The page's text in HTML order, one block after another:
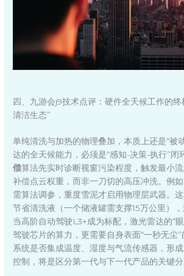
四、九游会j9技术点评：硬件全天候工作的终
清洁生态”
单纯清洗与加热的物理叠加，本质上还是“被
达的全天候能力，必须是“感知-决策-执行”闭
偿算法先实时诊断视窗污染程度，触发最小
补偿点云权重，而非一刀切的高压冲洗。例
需算法调参，重度雪泥才启用物理层武器。
节省清洗液（一个储液罐需支撑15万公里），
当高阶自动驾驶L3+成为标配，激光雷达的“
驾驶芯片的算力，更需要自身表面“一秒无尘
系统是否集成温度、湿度与气流传感器，形
控制，将是区分第一代与下一代产品的关键分